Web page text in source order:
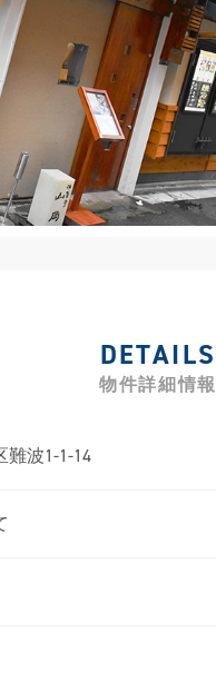
DETAILS
物件詳細情報
難波1-1-14